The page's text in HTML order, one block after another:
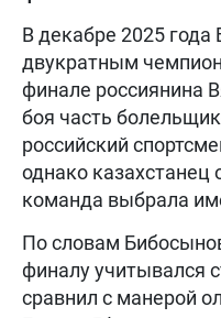
В декабре 2025 года
двукратным
финале россиянина
боя часть
российский
однако казахстанец
команда выбрала
По словам
финалу учитывался
сравнил с манерой